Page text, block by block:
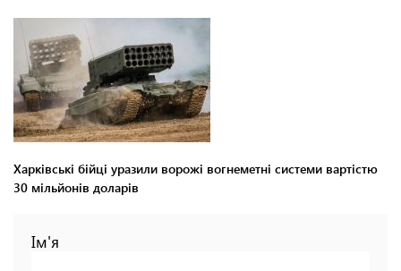
Харківські бійці уразили ворожі вогнеметні системи вартістю
30 мільйонів доларів
Ім'я